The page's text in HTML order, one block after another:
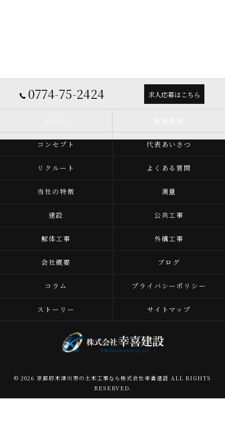
0774-75-2424 求人応募はこちら
コンセプト 代表あいさつ
リクルート よくある質問
当社の特徴 測量
建設 公共工事
解体工事 外構工事
会社概要 ブログ
コラム プライバシーポリシー
ストーリー サイトマップ
© 2026 京都府木津川市の土木工事なら株式会社幸喜建設 ALL RIGHTS
RESERVED.